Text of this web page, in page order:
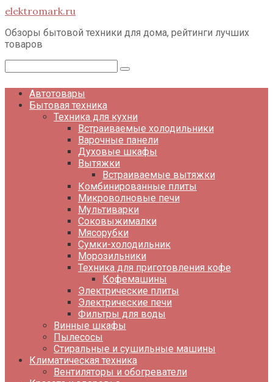
Перейти
контенту
elektromark.ru
Обзоры бытовой техники для дома, рейтинги лучших
товаров
Автотовары
Бытовая техника
Техника для кухни
Встраиваемые холодильники
Варочные панели
Духовые шкафы
Вытяжки
Встраиваемые вытяжки
Комбинированные плиты
Микроволновые печи
Мультиварки
Соковыжималки
Мясорубки
Сумки-холодильник
Морозильники
Техника для приготовления кофе
Кофемашины
Электрические плиты
Электрические печи
Фильтры для воды
Винные шкафы
Пылесосы
Стиральные и сушильные машины
Климатическая техника
Вентиляторы и обогреватели